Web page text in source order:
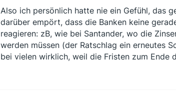
betrieben wird (daran hast Du
maßgeblich beitgetragen - chapeau!)
Ich kann durchaus verstehen, dass jeder
zusteht) die Zahlung erwartet und das
Einschreiben wundert es nicht, wenn die
Also ich persönlich hatte nie ein Gefühl, das
darüber empört, dass die Banken keine
reagieren: zB, wie bei Santander, wo die
werden müssen (der Ratschlag ein erneutes
bei vielen wirklich, weil die Fristen zum Ende